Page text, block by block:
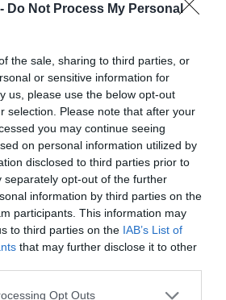
Do Not Process My Personal
the sale, sharing to third parties, or
or sensitive information for
us, please use the below opt-out
selection. Please note that after your
you may continue seeing
on personal information utilized by
disclosed to third parties prior to
separately opt-out of the further
information by third parties on the
participants. This information may
to third parties on the IAB’s List of
that may further disclose it to other
Opt Outs